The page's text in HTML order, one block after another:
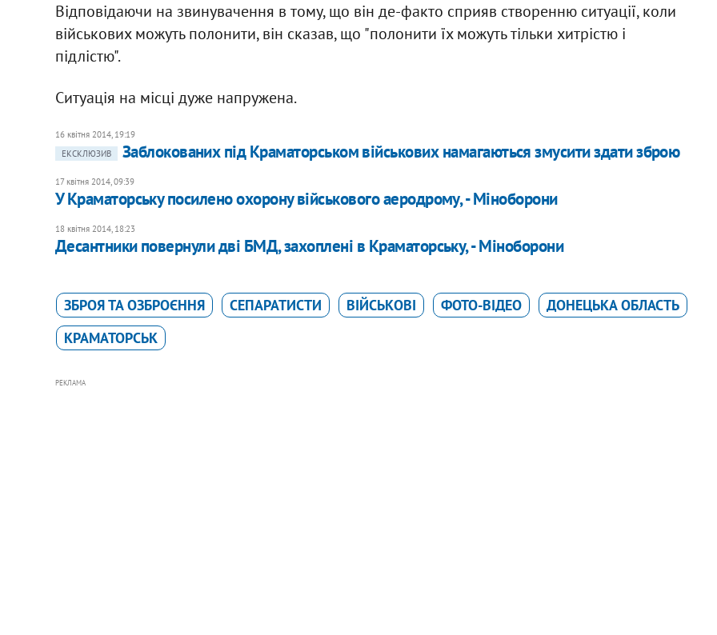
Відповідаючи на звинувачення в тому, що він де-факто сприяв створенню ситуації, коли
військових можуть полонити, він сказав, що "полонити їх можуть тільки хитрістю і
підлістю".
Ситуація на місці дуже напружена.
16 квітня 2014, 19:19
ЕКСКЛЮЗИВ
Заблокованих під Краматорськом військових намагаються змусити здати зброю
17 квітня 2014, 09:39
У Краматорську посилено охорону військового аеродрому, - Міноборони
18 квітня 2014, 18:23
Десантники повернули дві БМД, захоплені в Краматорську, - Міноборони
ЗБРОЯ ТА ОЗБРОЄННЯ СЕПАРАТИСТИ ВІЙСЬКОВІ ФОТО-ВІДЕО
ДОНЕЦЬКА ОБЛАСТЬ
КРАМАТОРСЬК
РЕКЛАМА